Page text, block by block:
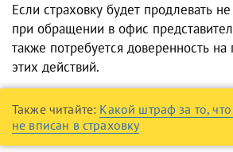
Если страховку будет продлевать
при обращении в офис
также потребуется доверенность
этих действий.
Также читайте: Какой штраф за то,
не вписан в страховку